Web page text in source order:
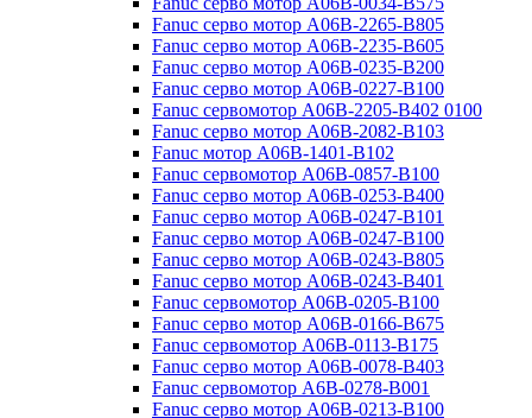
Fanuc серво мотор A06B-2265-B805
Fanuc серво мотор A06B-2235-B605
Fanuc серво мотор A06B-0235-B200
Fanuc серво мотор A06B-0227-B100
Fanuc сервомотор A06B-2205-B402 0100
Fanuc серво мотор A06B-2082-B103
Fanuc мотор A06B-1401-B102
Fanuc сервомотор A06B-0857-B100
Fanuc серво мотор A06B-0253-B400
Fanuc серво мотор A06B-0247-B101
Fanuc серво мотор A06B-0247-B100
Fanuc серво мотор A06B-0243-B805
Fanuc серво мотор A06B-0243-B401
Fanuc сервомотор A06B-0205-B100
Fanuc серво мотор A06B-0166-B675
Fanuc сервомотор A06B-0113-B175
Fanuc серво мотор A06B-0078-B403
Fanuc сервомотор A6B-0278-B001
Fanuc серво мотор A06B-0213-B100